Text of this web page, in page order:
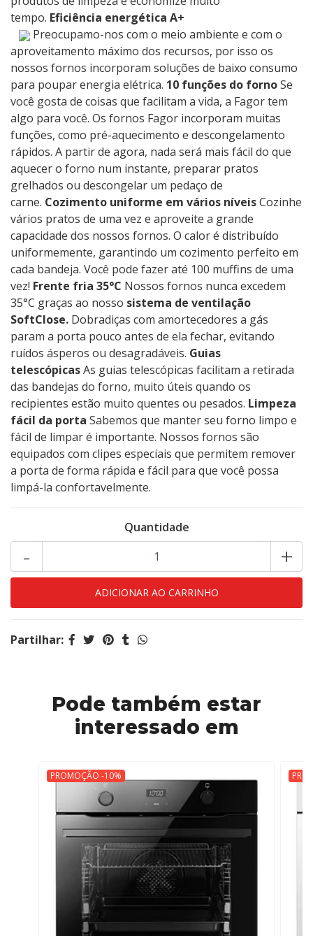
tempo. Eficiência energética A+
Preocupamo-nos com o meio ambiente e com o
aproveitamento máximo dos recursos, por isso os
nossos fornos incorporam soluções de baixo consumo
para poupar energia elétrica. 10 funções do fornoSe
você gosta de coisas que facilitam a vida, a Fagor tem
algo para você. Os fornos Fagor incorporam muitas
funções, como pré-aquecimento e descongelamento
rápidos. A partir de agora, nada será mais fácil do que
aquecer o forno num instante, preparar pratos
grelhados ou descongelar um pedaço de
carne. Cozimento uniforme em vários níveisCozinhe
vários pratos de uma vez e aproveite a grande
capacidade dos nossos fornos. O calor é distribuído
uniformemente, garantindo um cozimento perfeito em
cada bandeja. Você pode fazer até 100 muffins de uma
vez! Frente fria 35°C Nossos fornos nunca excedem
35°C graças ao nosso sistema de ventilação
SoftClose. Dobradiças com amortecedores a gás
param a porta pouco antes de ela fechar, evitando
ruídos ásperos ou desagradáveis. Guias
telescópicasAs guias telescópicas facilitam a retirada
das bandejas do forno, muito úteis quando os
recipientes estão muito quentes ou pesados. Limpeza
fácil da porta Sabemos que manter seu forno limpo e
fácil de limpar é importante. Nossos fornos são
equipados com clipes especiais que permitem remover
a porta de forma rápida e fácil para que você possa
limpá-la confortavelmente.
Quantidade
+
-
Partilhar:
Pode também estar
interessado em
PROMOÇÃO -10%